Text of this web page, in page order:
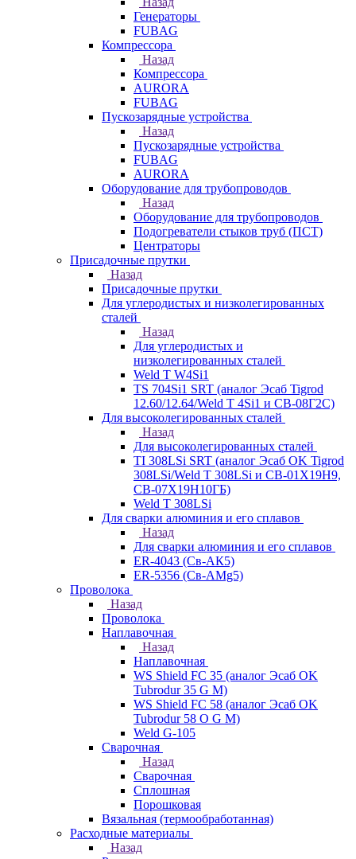
Генераторы
FUBAG
Компрессора
Назад
Компрессора
AURORA
FUBAG
Пускозарядные устройства
Назад
Пускозарядные устройства
FUBAG
AURORA
Оборудование для трубопроводов
Назад
Оборудование для трубопроводов
Подогреватели стыков труб (ПСТ)
Центраторы
Присадочные прутки
Назад
Присадочные прутки
Для углеродистых и низколегированных
сталей
Назад
Для углеродистых и
низколегированных сталей
Weld T W4Si1
TS 704Si1 SRT (аналог Эсаб Tigrod
12.60/12.64/Weld T 4Si1 и СВ-08Г2С)
Для высоколегированных сталей
Назад
Для высоколегированных сталей
TI 308LSi SRT (аналог Эсаб OK Tigrod
308LSi/Weld T 308LSi и СВ-01Х19Н9,
СВ-07Х19Н10ГБ)
Weld T 308LSi
Для сварки алюминия и его сплавов
Назад
Для сварки алюминия и его сплавов
ER-4043 (Св-АК5)
ER-5356 (Св-АМg5)
Проволока
Назад
Проволока
Наплавочная
Назад
Наплавочная
WS Shield FC 35 (аналог Эсаб OK
Tubrodur 35 G M)
WS Shield FC 58 (аналог Эсаб OK
Tubrodur 58 O G M)
Weld G-105
Сварочная
Назад
Сварочная
Сплошная
Порошковая
Вязальная (термообработанная)
Расходные материалы
Назад